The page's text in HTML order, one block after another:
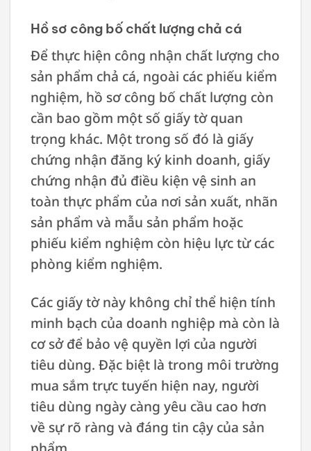
Hồ sơ công bố chất lượng chả cá
Để thực hiện công nhận chất lượng cho
sản phẩm chả cá, ngoài các phiếu kiểm
nghiệm, hồ sơ công bố chất lượng còn
cần bao gồm một số giấy tờ quan
trọng khác. Một trong số đó là giấy
chứng nhận đăng ký kinh doanh, giấy
chứng nhận đủ điều kiện vệ sinh an
toàn thực phẩm của nơi sản xuất, nhãn
sản phẩm và mẫu sản phẩm hoặc
phiếu kiểm nghiệm còn hiệu lực từ các
phòng kiểm nghiệm.
Các giấy tờ này không chỉ thể hiện tính
minh bạch của doanh nghiệp mà còn là
cơ sở để bảo vệ quyền lợi của người
tiêu dùng. Đặc biệt là trong môi trường
mua sắm trực tuyến hiện nay, người
tiêu dùng ngày càng yêu cầu cao hơn
về sự rõ ràng và đáng tin cậy của sản